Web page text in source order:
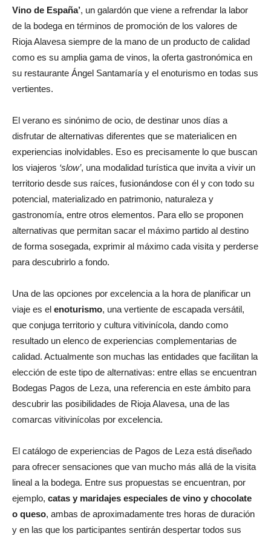
Vino de España’, un galardón que viene a refrendar la labor
de la bodega en términos de promoción de los valores de
Rioja Alavesa siempre de la mano de un producto de calidad
como es su amplia gama de vinos, la oferta gastronómica en
su restaurante Ángel Santamaría y el enoturismo en todas sus
vertientes.
El verano es sinónimo de ocio, de destinar unos días a
disfrutar de alternativas diferentes que se materialicen en
experiencias inolvidables. Eso es precisamente lo que buscan
los viajeros ‘slow’, una modalidad turística que invita a vivir un
territorio desde sus raíces, fusionándose con él y con todo su
potencial, materializado en patrimonio, naturaleza y
gastronomía, entre otros elementos. Para ello se proponen
alternativas que permitan sacar el máximo partido al destino
de forma sosegada, exprimir al máximo cada visita y perderse
para descubrirlo a fondo.
Una de las opciones por excelencia a la hora de planificar un
viaje es el enoturismo, una vertiente de escapada versátil,
que conjuga territorio y cultura vitivinícola, dando como
resultado un elenco de experiencias complementarias de
calidad. Actualmente son muchas las entidades que facilitan la
elección de este tipo de alternativas: entre ellas se encuentran
Bodegas Pagos de Leza, una referencia en este ámbito para
descubrir las posibilidades de Rioja Alavesa, una de las
comarcas vitivinícolas por excelencia.
El catálogo de experiencias de Pagos de Leza está diseñado
para ofrecer sensaciones que van mucho más allá de la visita
lineal a la bodega. Entre sus propuestas se encuentran, por
ejemplo, catas y maridajes especiales de vino y chocolate
o queso, ambas de aproximadamente tres horas de duración
y en las que los participantes sentirán despertar todos sus